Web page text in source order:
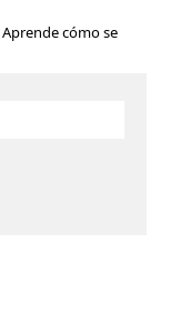
Aprende cómo se